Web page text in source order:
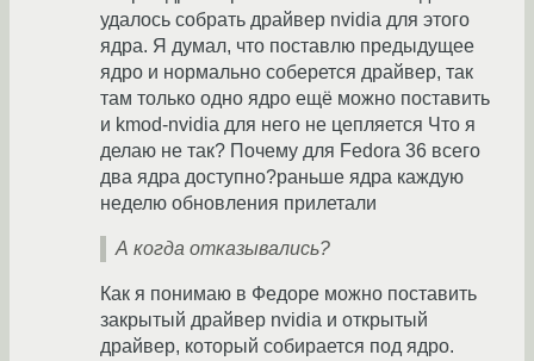
удалось собрать драйвер nvidia для этого
ядра. Я думал, что поставлю предыдущее
ядро и нормально соберется драйвер, так
там только одно ядро ещё можно поставить
и kmod-nvidia для него не цепляется Что я
делаю не так? Почему для Fedora 36 всего
два ядра доступно?раньше ядра каждую
неделю обновления прилетали
А когда отказывались?
Как я понимаю в Федоре можно поставить
закрытый драйвер nvidia и открытый
драйвер, который собирается под ядро.